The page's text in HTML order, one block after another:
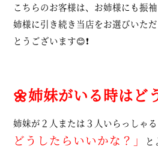
こちらのお客様は、お姉様にも振
姉様に引き続き当店をお選びいた
とうございます😊❗
🌼姉妹がいる時はど
姉妹が２人または３人いらっしゃる
どうしたらいいかな？」